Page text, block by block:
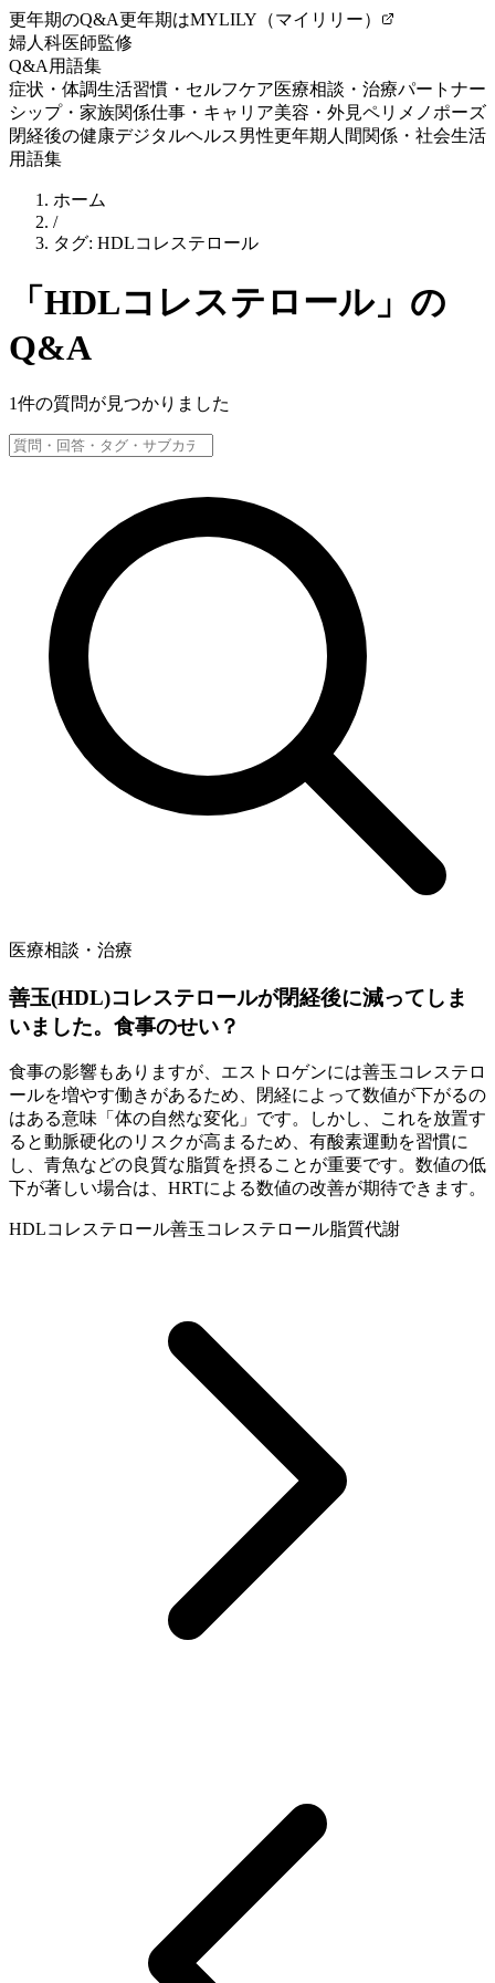
更年期のQ&A更年期はMYLILY（マイリリー）
婦人科医師監修
Q&A 用語集
症状・体調生活習慣・セルフケア医療相談・治療パートナー
シップ・家族関係仕事・キャリア美容・外見ペリメノポーズ
閉経後の健康デジタルヘルス男性更年期 人間関係・社会生活
用語集
ホーム
/
タグ: HDLコレステロール
「 HDLコレステロール」の
Q&A
1件の質問が見つかりました
医療相談・治療
善玉(HDL)コレステロールが閉経後に減ってしま
いました。食事のせい？
食事の影響もありますが、エストロゲンには善玉コレステロ
ールを増やす働きがあるため、閉経によって数値が下がるの
はある意味「体の自然な変化」です。しかし、これを放置す
ると動脈硬化のリスクが高まるため、有酸素運動を習慣に
し、青魚などの良質な脂質を摂ることが重要です。数値の低
下が著しい場合は、HRTによる数値の改善が期待できます。
HDLコレステロール善玉コレステロール脂質代謝